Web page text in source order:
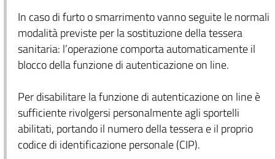
In caso di furto o smarrimento vanno seguite le normali
modalità previste per la sostituzione della tessera
sanitaria: l’operazione comporta automaticamente il
blocco della funzione di autenticazione on line.
Per disabilitare la funzione di autenticazione on line è
sufficiente rivolgersi personalmente agli sportelli
abilitati, portando il numero della tessera e il proprio
codice di identificazione personale (CIP).